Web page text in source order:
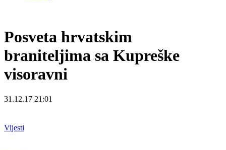
Posveta hrvatskim
braniteljima sa Kupreške
visoravni
31.12.17 21:01
Vijesti